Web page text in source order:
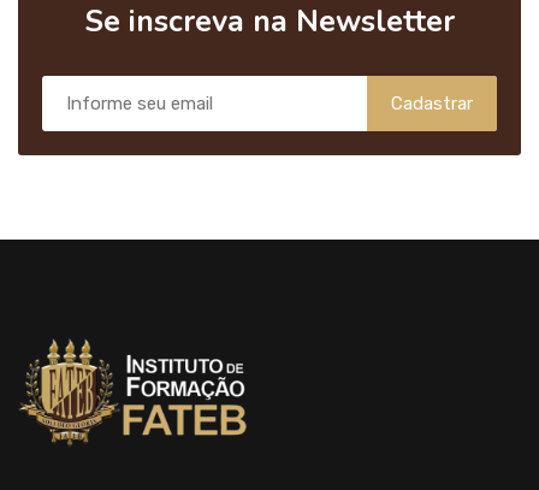
Se inscreva na Newsletter
Cadastrar